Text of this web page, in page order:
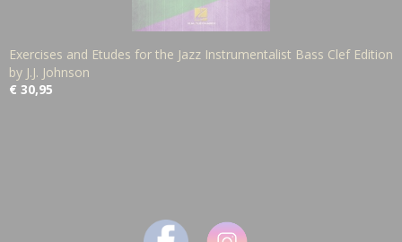
Exercises and Etudes for the Jazz Instrumentalist Bass Clef Edition
by J.J. Johnson
€ 30,95